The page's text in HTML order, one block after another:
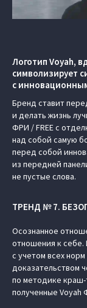
Логотип Voyah,
символизирует
с
Бренд ставит
и делать жизнь
ФРИ / FREE с
над собой самую
перед собой
из передней
не пустые слова.
ТРЕНД № 7.
Осознанное
отношения к себе.
с учетом всех
доказательством
по методике краш-
полученные Voyah